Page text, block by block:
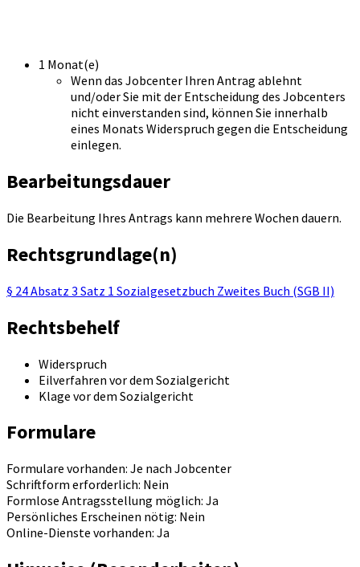
1 Monat(e)
Wenn das Jobcenter Ihren Antrag ablehnt
und/oder Sie mit der Entscheidung des Jobcenters
nicht einverstanden sind, können Sie innerhalb
eines Monats Widerspruch gegen die Entscheidung
einlegen.
Bearbeitungsdauer
Die Bearbeitung Ihres Antrags kann mehrere Wochen dauern.
Rechtsgrundlage(n)
§ 24 Absatz 3 Satz 1 Sozialgesetzbuch Zweites Buch (SGB II)
Rechtsbehelf
Widerspruch
Eilverfahren vor dem Sozialgericht
Klage vor dem Sozialgericht
Formulare
Formulare vorhanden: Je nach Jobcenter
Schriftform erforderlich: Nein
Formlose Antragsstellung möglich: Ja
Persönliches Erscheinen nötig: Nein
Online-Dienste vorhanden: Ja